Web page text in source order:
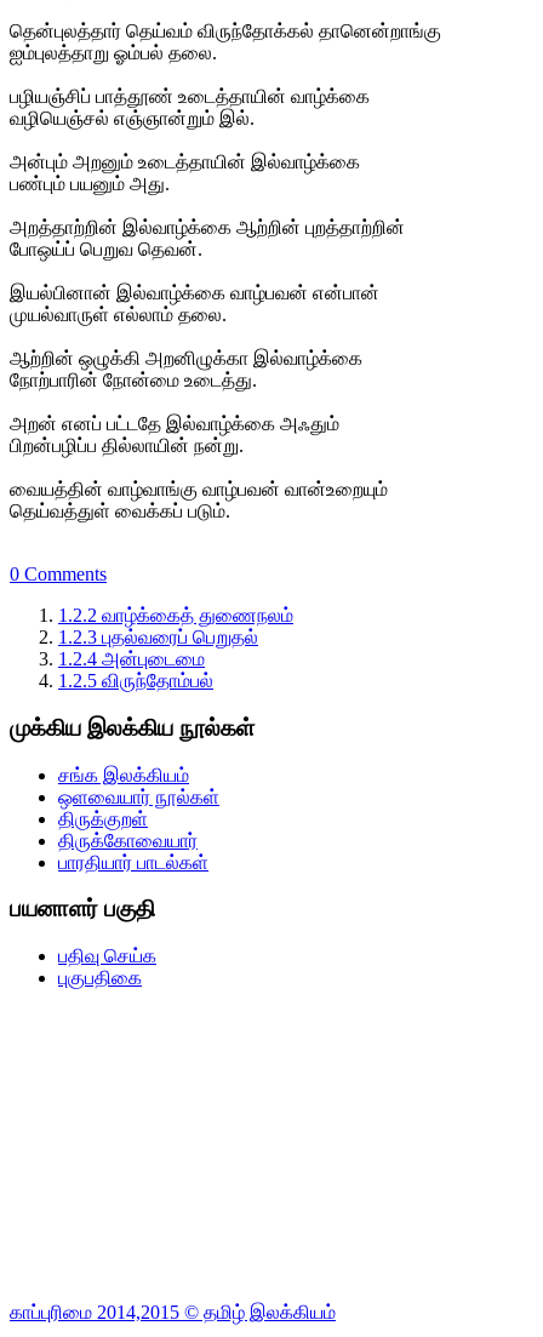
தென்புலத்தார் தெய்வம் விருந்தோக்கல் தானென்றாங்கு
ஐம்புலத்தாறு ஓம்பல் தலை.
பழியஞ்சிப் பாத்தூண் உடைத்தாயின் வாழ்க்கை
வழியெஞ்சல் எஞ்ஞான்றும் இல்.
அன்பும் அறனும் உடைத்தாயின் இல்வாழ்க்கை
பண்பும் பயனும் அது.
அறத்தாற்றின் இல்வாழ்க்கை ஆற்றின் புறத்தாற்றின்
போஒய்ப் பெறுவ தெவன்.
இயல்பினான் இல்வாழ்க்கை வாழ்பவன் என்பான்
முயல்வாருள் எல்லாம் தலை.
ஆற்றின் ஒழுக்கி அறனிழுக்கா இல்வாழ்க்கை
நோற்பாரின் நோன்மை உடைத்து.
அறன் எனப் பட்டதே இல்வாழ்க்கை அஃதும்
பிறன்பழிப்ப தில்லாயின் நன்று.
வையத்தின் வாழ்வாங்கு வாழ்பவன் வான்உறையும்
தெய்வத்துள் வைக்கப் படும்.
0 Comments
1.2.2 வாழ்க்கைத் துணைநலம்
1.2.3 புதல்வரைப் பெறுதல்
1.2.4 அன்புடைமை
1.2.5 விருந்தோம்பல்
முக்கிய இலக்கிய நூல்கள்
சங்க இலக்கியம்
ஒளவையார் நூல்கள்
திருக்குறள்
திருக்கோவையார்
பாரதியார் பாடல்கள்
பயனாளர் பகுதி
பதிவு செய்க
புகுபதிகை
காப்புரிமை 2014,2015 © தமிழ் இலக்கியம்